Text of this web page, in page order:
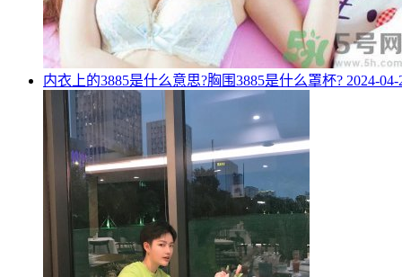
​内衣上的3885是什么意思?胸围3885是什么罩杯? 2024-04-